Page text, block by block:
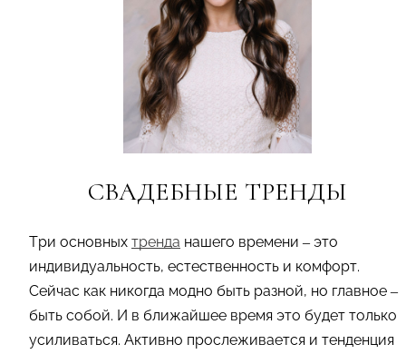
СВАДЕБНЫЕ ТРЕНДЫ
Три основных тренда нашего времени – это
индивидуальность, естественность и комфорт.
Сейчас как никогда модно быть разной, но главное –
быть собой. И в ближайшее время это будет только
усиливаться. Активно прослеживается и тенденция